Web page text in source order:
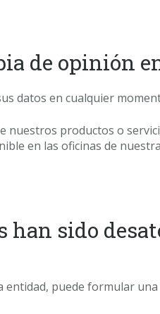
de opinión
datos en cualquier
productos o
en las oficinas de
han sido
puede formular